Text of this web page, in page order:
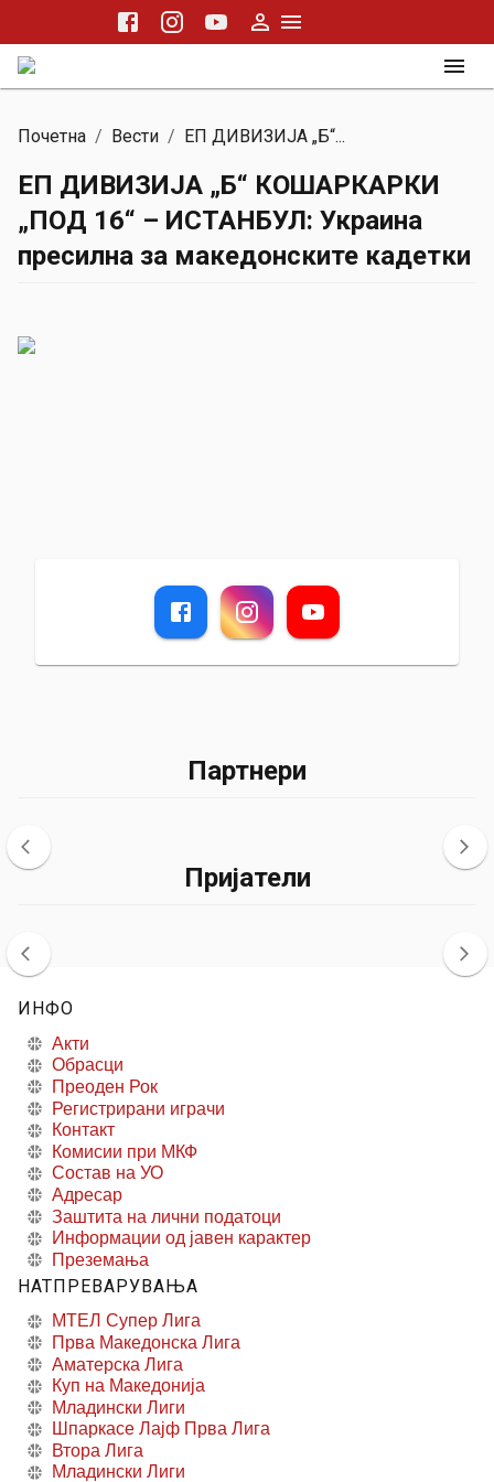
Почетна / Вести / ЕП ДИВИЗИЈА „Б“...
ЕП ДИВИЗИЈА „Б“ КОШАРКАРКИ
„ПОД 16“ – ИСТАНБУЛ: Украина
пресилна за македонските кадетки
Партнери
Пријатели
ИНФО
Акти
Обрасци
Преоден Рок
Регистрирани играчи
Контакт
Комисии при МКФ
Состав на УО
Адресар
Заштита на лични податоци
Информации од јавен карактер
Преземања
НАТПРЕВАРУВАЊА
МТЕЛ Супер Лига
Прва Македонска Лига
Аматерска Лига
Куп на Македонија
Младински Лиги
Шпаркасе Лајф Прва Лига
Втора Лига
Младински Лиги